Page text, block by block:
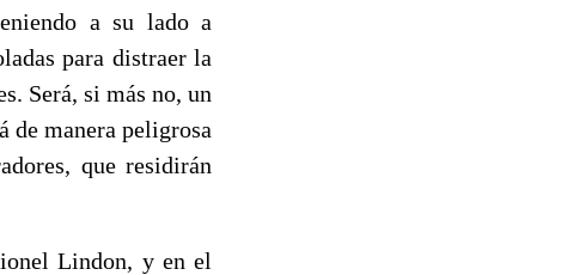
a su lado a
para distraer la
Será, si más no, un
de manera peligrosa
que residirán
Lindon, y en el